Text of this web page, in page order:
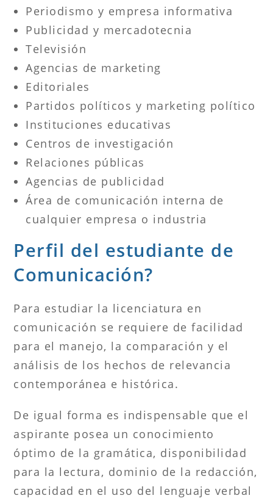
Periodismo y empresa informativa
Publicidad y mercadotecnia
Televisión
Agencias de marketing
Editoriales
Partidos políticos y marketing político
Instituciones educativas
Centros de investigación
Relaciones públicas
Agencias de publicidad
Área de comunicación interna de
cualquier empresa o industria
Perfil del estudiante de
Comunicación?
Para estudiar la licenciatura en
comunicación se requiere de facilidad
para el manejo, la comparación y el
análisis de los hechos de relevancia
contemporánea e histórica.
De igual forma es indispensable que el
aspirante posea un conocimiento
óptimo de la gramática, disponibilidad
para la lectura, dominio de la redacción,
capacidad en el uso del lenguaje verbal